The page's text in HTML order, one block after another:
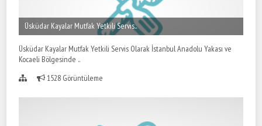
Üsküdar Kayalar Mutfak Yetkili Servis..
Üsküdar Kayalar Mutfak Yetkili Servis Olarak İstanbul Anadolu Yakası ve
Kocaeli Bölgesinde ..
1528 Görüntüleme